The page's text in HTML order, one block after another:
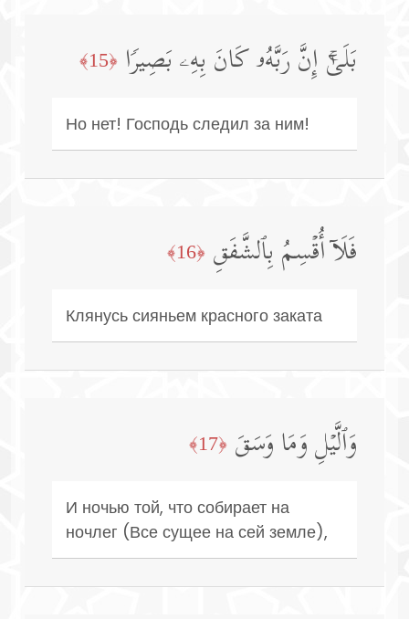
بَلَىٰۤۚ إِنَّ رَبَّهُۥ كَانَ بِهِۦ بَصِیرࣰا ﴿15﴾
Но нет! Господь следил за ним!
فَلَاۤ أُقۡسِمُ بِٱلشَّفَقِ ﴿16﴾
Клянусь сияньем красного заката
وَٱلَّیۡلِ وَمَا وَسَقَ ﴿17﴾
И ночью той, что собирает на
ночлег (Все сущее на сей земле),